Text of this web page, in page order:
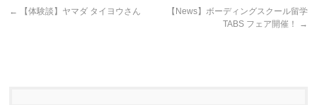
← 【体験談】ヤマダ タイヨウさん
【News】ボーディングスクール留学
TABS フェア開催！
→